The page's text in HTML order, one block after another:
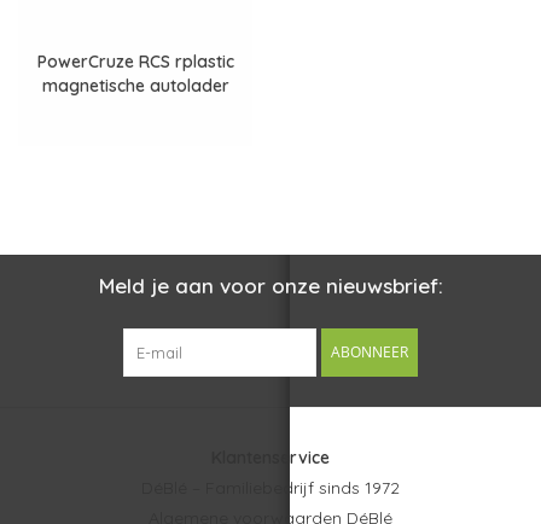
PowerCruze RCS rplastic
magnetische autolader
Meld je aan voor onze nieuwsbrief:
ABONNEER
Klantenservice
DéBlé – Familiebedrijf sinds 1972
Algemene voorwaarden DéBlé